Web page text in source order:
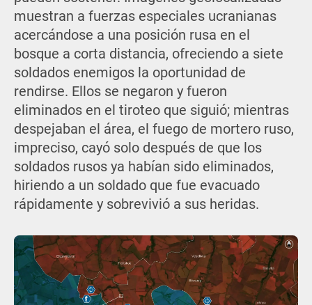
muestran a fuerzas especiales ucranianas
acercándose a una posición rusa en el
bosque a corta distancia, ofreciendo a siete
soldados enemigos la oportunidad de
rendirse. Ellos se negaron y fueron
eliminados en el tiroteo que siguió; mientras
despejaban el área, el fuego de mortero ruso,
impreciso, cayó solo después de que los
soldados rusos ya habían sido eliminados,
hiriendo a un soldado que fue evacuado
rápidamente y sobrevivió a sus heridas.